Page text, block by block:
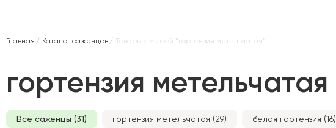
Главная Каталог саженцев Товары с меткой “гортензия метельчатая”
гортензия метельчатая
Все саженцы (31) гортензия метельчатая (29) белая гортензия (16)